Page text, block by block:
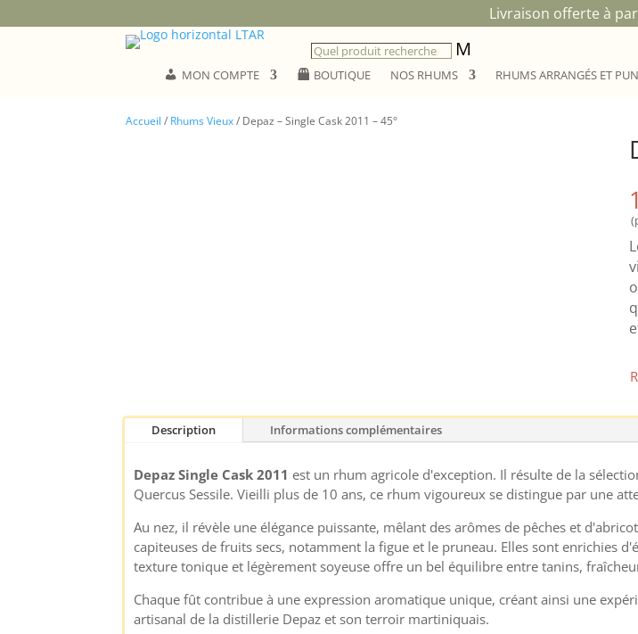
Livraison offerte à
M
MON COMPTE BOUTIQUE NOS RHUMS RHUMS ARRANGÉS ET
Accueil / Rhums Vieux/ Depaz – Single Cask 2011 – 45°
Description Informations complémentaires
Depaz Single Cask 2011 est un rhum agricole d'exception. Il résulte de la
Quercus Sessile. Vieilli plus de 10 ans, ce rhum vigoureux se distingue par une
Au nez, il révèle une élégance puissante, mêlant des arômes de pêches et
capiteuses de fruits secs, notamment la figue et le pruneau. Elles sont enrichies
texture tonique et légèrement soyeuse offre un bel équilibre entre tanins,
Chaque fût contribue à une expression aromatique unique, créant ainsi une
artisanal de la distillerie Depaz et son terroir martiniquais.